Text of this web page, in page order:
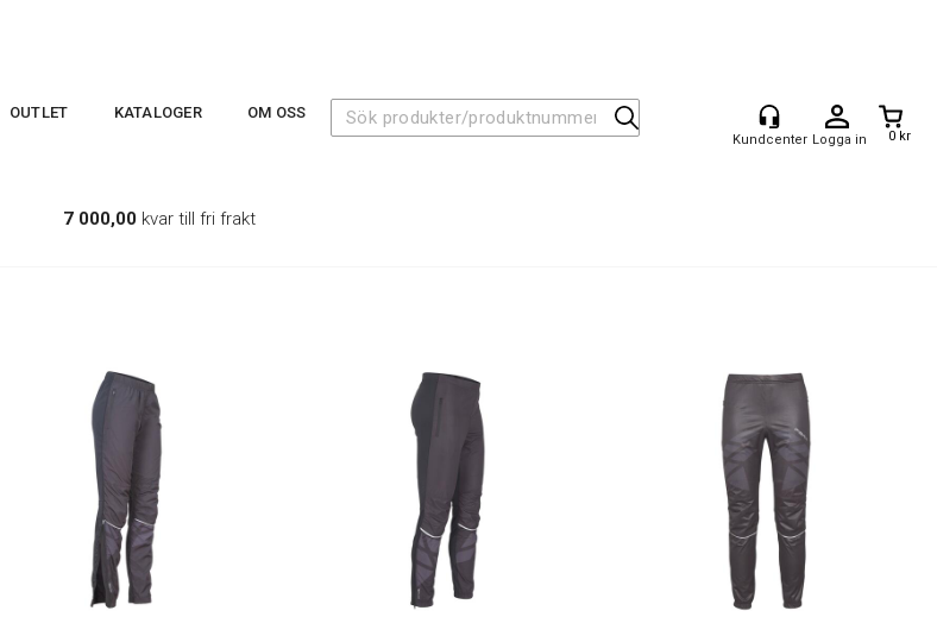
Logga in 0 kr
OUTLET KATALOGER OM OSS
7 000,00 kvar till fri frakt